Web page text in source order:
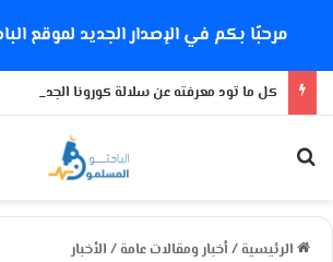
مرحبًا بكم في الإصدار الجديد لموقع
كل ما تود معرفته عن سلالة كورونا الجديدة
الرئيسية / أخبار ومقالات عامة / الأخبار